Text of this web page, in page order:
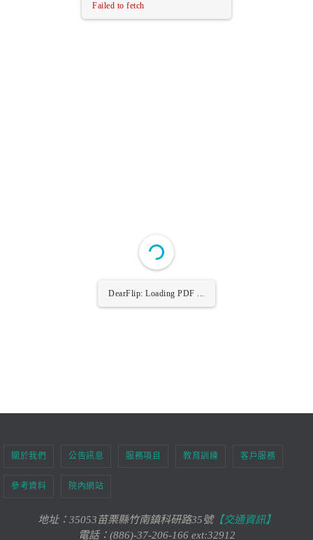
Failed to fetch
DearFlip: Loading PDF ...
關於我們 公告訊息 服務項目 教育訓練 客戶服務
參考資料 院內網站
地址：35053苗栗縣竹南鎮科研路35號【交通資訊】
電話：(886)-37-206-166 ext:32912